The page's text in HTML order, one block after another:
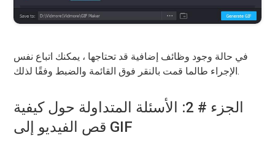
في حالة وجود وظائف إضافية قد تحتاجها ، يمكنك اتباع نفس
الإجراء طالما قمت بالنقر فوق القائمة والضبط وفقًا لذلك.
الجزء # 2: الأسئلة المتداولة حول كيفية
قص الفيديو إلى GIF